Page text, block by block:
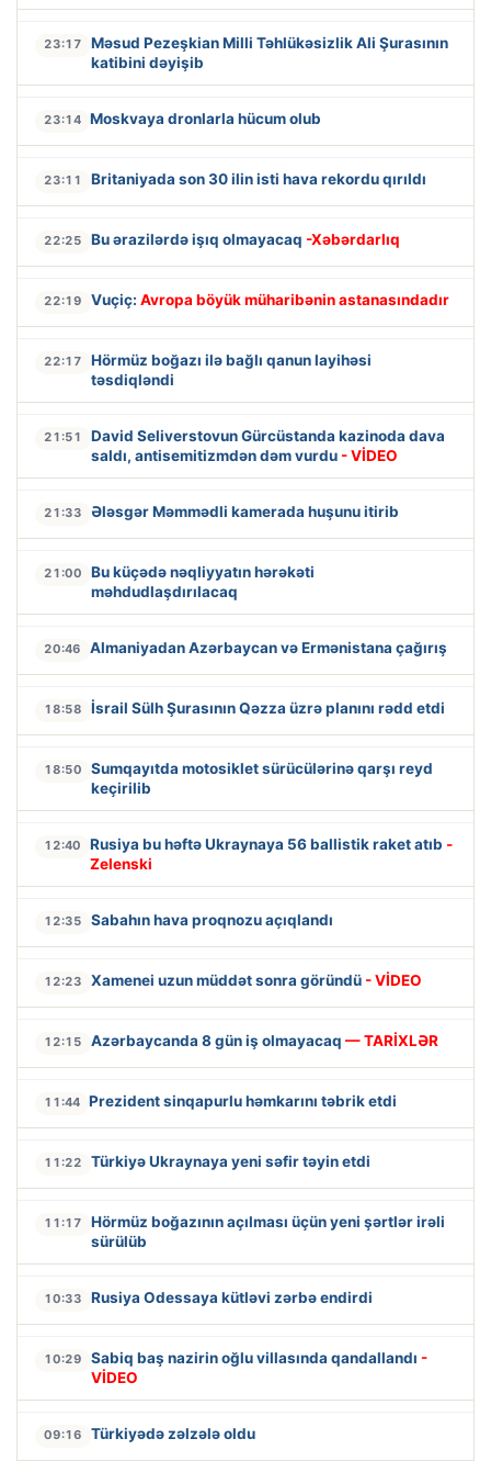
23:17
Məsud Pezeşkian Milli Təhlükəsizlik Ali Şurasının
katibini dəyişib
23:14 Moskvaya dronlarla hücum olub
23:11 Britaniyada son 30 ilin isti hava rekordu qırıldı
22:25 Bu ərazilərdə işıq olmayacaq -Xəbərdarlıq
22:19 Vuçiç: Avropa böyük müharibənin astanasındadır
22:17
Hörmüz boğazı ilə bağlı qanun layihəsi
təsdiqləndi
21:51
David Seliverstovun Gürcüstanda kazinoda dava
saldı, antisemitizmdən dəm vurdu - VİDEO
21:33 Ələsgər Məmmədli kamerada huşunu itirib
21:00
Bu küçədə nəqliyyatın hərəkəti
məhdudlaşdırılacaq
20:46 Almaniyadan Azərbaycan və Ermənistana çağırış
18:58 İsrail Sülh Şurasının Qəzza üzrə planını rədd etdi
18:50
Sumqayıtda motosiklet sürücülərinə qarşı reyd
keçirilib
12:40 Rusiya bu həftə Ukraynaya 56 ballistik raket atıb -
Zelenski
12:35 Sabahın hava proqnozu açıqlandı
12:23 Xamenei uzun müddət sonra göründü - VİDEO
12:15 Azərbaycanda 8 gün iş olmayacaq — TARİXLƏR
11:44 Prezident sinqapurlu həmkarını təbrik etdi
11:22 Türkiyə Ukraynaya yeni səfir təyin etdi
11:17
Hörmüz boğazının açılması üçün yeni şərtlər irəli
sürülüb
10:33 Rusiya Odessaya kütləvi zərbə endirdi
10:29 Sabiq baş nazirin oğlu villasında qandallandı -
VİDEO
09:16 Türkiyədə zəlzələ oldu